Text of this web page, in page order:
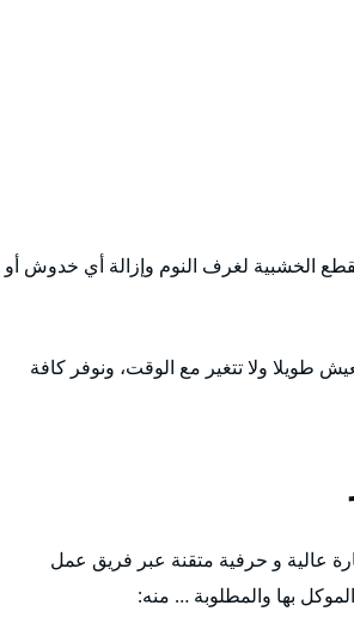
الخشبية لغرف النوم وإزالة أي خدوش أو
طويلا ولا تتغير مع الوقت، ونوفر كافة
عالية و حرفية متقنة عبر فريق عمل
بها والمطلوبة … منه: